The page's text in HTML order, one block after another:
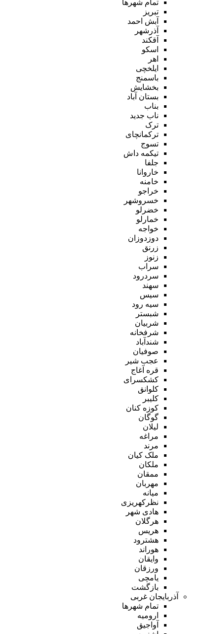
تمام شهر‌ها
تبریز
آبش احمد
آذرشهر
آقکند
اسکو
اهر
ایلخچی
باسمنج
بخشایش
بستان آباد
بناب
ناب جدید
ترک
ترکمانچای
تسوج
تیکمه داش
جلفا
خاروانا
خامنه
خراجو
خسروشهر
خضرلو
خمارلو
خواجه
دوزدوزان
زرنق
زنوز
سراب
سردرود
سهند
سیس
سیه رود
شبستر
شربیان
شرفخانه
شندآباد
صوفیان
عجب شیر
قره آغاج
کشکسرای
کلوانق
کلیبر
کوزه کنان
گوگان
لیلان
مراغه
مرند
ملک کیان
ملکان
ممقان
مهربان
میانه
نظرکهریزی
هادی شهر
هرگلان
هریس
هشترود
هوراند
وایقان
ورزقان
یامچی
بازگشت
آذربایجان غربی
تمام شهر‌ها
ارومیه
آواجیق